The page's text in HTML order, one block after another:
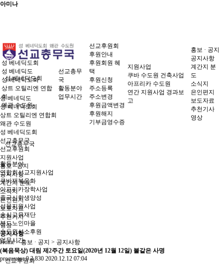
아미나
성 베네딕도회
성 베네딕도
성 베네딕도회
상트 오틸리엔 연합회
왜관 수도원
선교총무국
활동분야
연합회선교지원사업
쿠바재복음화
아프리카장학사업
중국신학생양성
성물지원사업
순심교육재단
분도노인마을
수도원성소후원
업무시간
선교후원회
성 베네딕도회
성 베네딕도
성 베네딕도회
상트 오틸리엔 연합
회
왜관 수도원
선교총무
국
활동분야
업무시간
선교후원회
후원안내
후원회원 혜
택
후원신청
주소등록
주소변경
후원금액변경
후원해지
기부금영수증
지원사업
쿠바 수도원 건축사업
아프리카 수도원
연간 지원사업 경과보
고
홍보 · 공지
공지사항
계간지 분
도
소식지
은인편지
보도자료
추천기사
영상
성 베네딕도회
선교총무국
선교후원회
지원사업
홍보 · 공지
공지사항
계간지 분도
소식지
은인편지
보도자료
추천기사
영상
공지사항
Home > 홍보 · 공지 > 공지사항
(복음묵상) 대림 제2주간 토요일(2020년 12월 12일) 불같은 사명
procurator 03,830 2020.12.12 07:04